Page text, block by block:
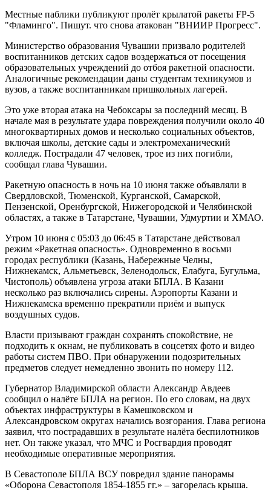
Местные паблики публикуют пролёт крылатой ракеты FP-5
"Фламинго". Пишут. что снова атакован "ВНИИР Прогресс".
Министерство образования Чувашии призвало родителей
воспитанников детских садов воздержаться от посещения
образовательных учреждений до отбоя ракетной опасности.
Аналогичные рекомендации даны студентам техникумов и
вузов, а также воспитанникам пришкольных лагерей.
Это уже вторая атака на Чебоксары за последний месяц. В
начале мая в результате удара повреждения получили около 40
многоквартирных домов и несколько социальных объектов,
включая школы, детские сады и электромеханический
колледж. Пострадали 47 человек, трое из них погибли,
сообщал глава Чувашии.
Ракетную опасность в ночь на 10 июня также объявляли в
Свердловской, Тюменской, Курганской, Самарской,
Пензенской, Оренбургской, Нижегородской и Челябинской
областях, а также в Татарстане, Чувашии, Удмуртии и ХМАО.
Утром 10 июня с 05:03 до 06:45 в Татарстане действовал
режим «Ракетная опасность». Одновременно в восьми
городах республики (Казань, Набережные Челны,
Нижнекамск, Альметьевск, Зеленодольск, Елабуга, Бугульма,
Чистополь) объявлена угроза атаки БПЛА. В Казани
несколько раз включались сирены. Аэропорты Казани и
Нижнекамска временно прекратили приём и выпуск
воздушных судов.
Власти призывают граждан сохранять спокойствие, не
подходить к окнам, не публиковать в соцсетях фото и видео
работы систем ПВО. При обнаружении подозрительных
предметов следует немедленно звонить по номеру 112.
Губернатор Владимирской области Александр Авдеев
сообщил о налёте БПЛА на регион. По его словам, на двух
объектах инфраструктуры в Камешковском и
Александровском округах начались возгорания. Глава региона
заявил, что пострадавших в результате налёта беспилотников
нет. Он также указал, что МЧС и Росгвардия проводят
необходимые оперативные мероприятия.
В Севастополе БПЛА ВСУ повредил здание панорамы
«Оборона Севастополя 1854-1855 гг.» – загорелась крыша.